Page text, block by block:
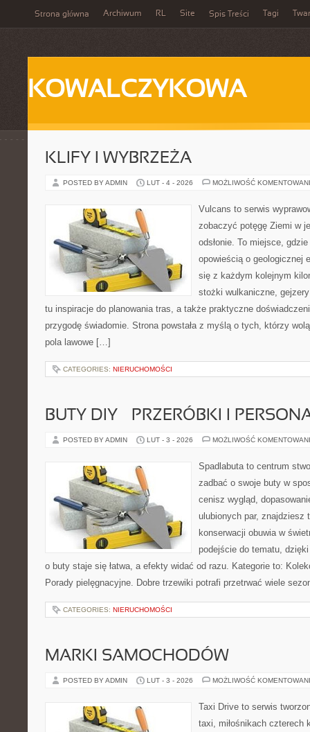
Strona główna Archiwum RL Site Spis Treści Tagi
KOWALCZYKOWA
KLIFY I WYBRZEŻA
POSTED BY ADMIN LUT - 4 - 2026 MOŻLIWOŚĆ
Vulcans to serwis
zobaczyć potęgę Ziemi w
odsłonie. To miejsce,
opowieścią o geologicznej
się z każdym kolejnym
stożki wulkaniczne,
tu inspiracje do planowania tras, a także praktyczne
przygodę świadomie. Strona powstała z myślą o tych, którzy
pola lawowe […]
CATEGORIES: NIERUCHOMOŚCI
BUTY DIY – PRZERÓBKI I
POSTED BY ADMIN LUT - 3 - 2026 MOŻLIWOŚĆ
Spadlabuta to centrum
zadbać o swoje buty w
cenisz wygląd,
ulubionych par, znajdziesz
konserwacji obuwia w
podejście do tematu,
o buty staje się łatwa, a efekty widać od razu. Kategorie to:
Porady pielęgnacyjne. Dobre trzewiki potrafi przetrwać wiele
CATEGORIES: NIERUCHOMOŚCI
MARKI SAMOCHODÓW
POSTED BY ADMIN LUT - 3 - 2026 MOŻLIWOŚĆ
Taxi Drive to serwis
taxi, miłośnikach czterech